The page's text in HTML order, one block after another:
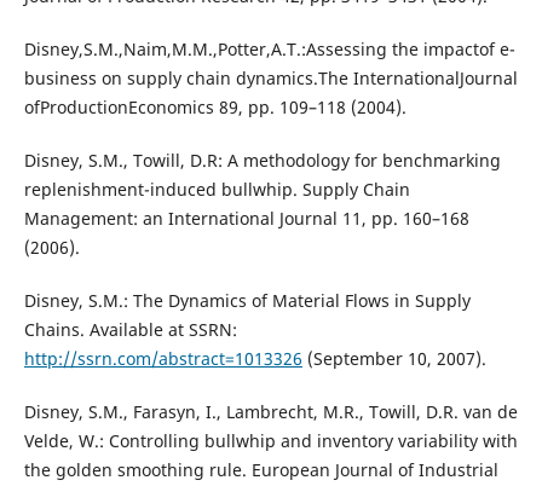
Disney,S.M.,Naim,M.M.,Potter,A.T.:Assessing the impactof e-
business on supply chain dynamics.The InternationalJournal
ofProductionEconomics 89, pp. 109–118 (2004).
Disney, S.M., Towill, D.R: A methodology for benchmarking
replenishment-induced bullwhip. Supply Chain
Management: an International Journal 11, pp. 160–168
(2006).
Disney, S.M.: The Dynamics of Material Flows in Supply
Chains. Available at SSRN:
http://ssrn.com/abstract=1013326 (September 10, 2007).
Disney, S.M., Farasyn, I., Lambrecht, M.R., Towill, D.R. van de
Velde, W.: Controlling bullwhip and inventory variability with
the golden smoothing rule. European Journal of Industrial